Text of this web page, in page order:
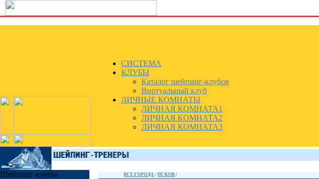
СИСТЕМА
КЛУБЫ
Каталог шейпинг-клубов
Виртуальный клуб
ЛИЧНЫЕ КОМНАТЫ
ЛИЧНАЯ КОМНАТА1
ЛИЧНАЯ КОМНАТА2
ЛИЧНАЯ КОМНАТА3
Шейпинг-клубы
ВСЕ ГОРОДА /ПСКОВ /